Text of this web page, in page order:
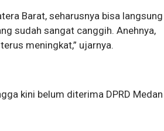
Barat, seharusnya bisa langsung
sudah sangat canggih. Anehnya,
meningkat,” ujarnya.
kini belum diterima DPRD Medan